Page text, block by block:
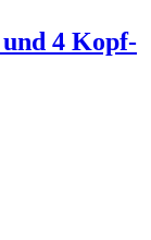
4 Kopf-